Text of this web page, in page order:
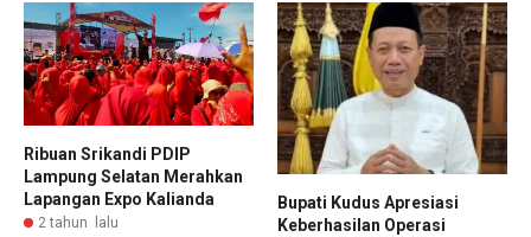
Ribuan Srikandi PDIP
Lampung Selatan Merahkan
Lapangan Expo Kalianda
2 tahun lalu
Bupati Kudus Apresiasi
Keberhasilan Operasi